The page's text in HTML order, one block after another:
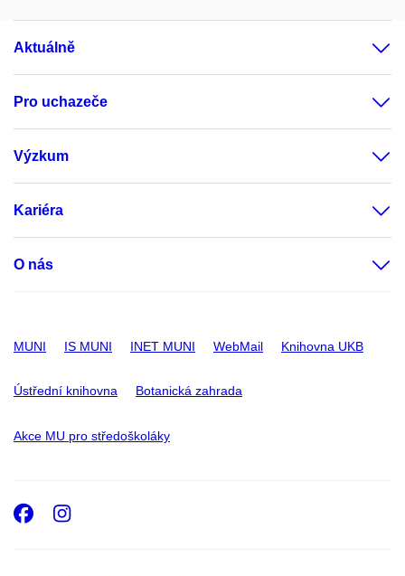
Aktuálně
Pro uchazeče
Výzkum
Kariéra
O nás
MUNI IS MUNI INET MUNI WebMail Knihovna UKB
Ústřední knihovna Botanická zahrada
Akce MU pro středoškoláky
Facebook
Instagram